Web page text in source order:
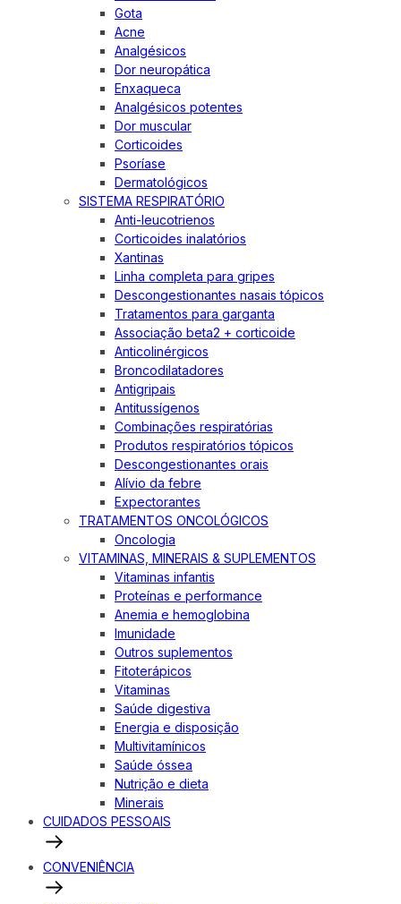
Gota
Acne
Analgésicos
Dor neuropática
Enxaqueca
Analgésicos potentes
Dor muscular
Corticoides
Psoríase
Dermatológicos
SISTEMA RESPIRATÓRIO
Anti-leucotrienos
Corticoides inalatórios
Xantinas
Linha completa para gripes
Descongestionantes nasais tópicos
Tratamentos para garganta
Associação beta2 + corticoide
Anticolinérgicos
Broncodilatadores
Antigripais
Antitussígenos
Combinações respiratórias
Produtos respiratórios tópicos
Descongestionantes orais
Alívio da febre
Expectorantes
TRATAMENTOS ONCOLÓGICOS
Oncologia
VITAMINAS, MINERAIS & SUPLEMENTOS
Vitaminas infantis
Proteínas e performance
Anemia e hemoglobina
Imunidade
Outros suplementos
Fitoterápicos
Vitaminas
Saúde digestiva
Energia e disposição
Multivitamínicos
Saúde óssea
Nutrição e dieta
Minerais
CUIDADOS PESSOAIS
CONVENIÊNCIA